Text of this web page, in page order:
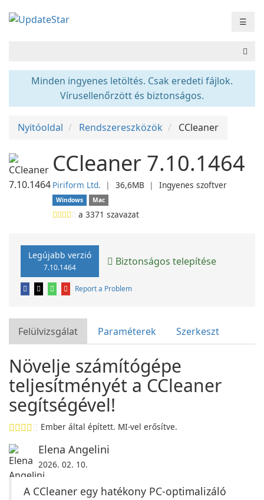
☰
Minden ingyenes letöltés. Csak eredeti fájlok.
Vírusellenőrzött és biztonságos.
Nyitóoldal Rendszereszközök CCleaner
CCleaner 7.10.1464
Piriform Ltd. ❘ 36,6MB ❘ Ingyenes szoftver
Windows Mac
a 3371 szavazat
Legújabb verzió
7.10.1464 Biztonságos telepítése
Report a Problem
Felülvizsgálat Paraméterek Szerkeszt
Növelje számítógépe
teljesítményét a CCleaner
segítségével!
Ember által épített. MI-vel erősítve.
Elena Angelini
2026. 02. 10.
A CCleaner egy hatékony PC-optimalizáló